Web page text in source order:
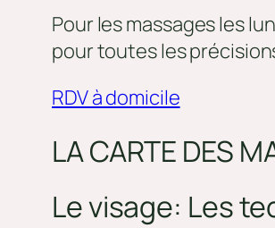
Pour les massages les
pour toutes les
RDV à domicile
LA CARTE DES
Le visage: Les